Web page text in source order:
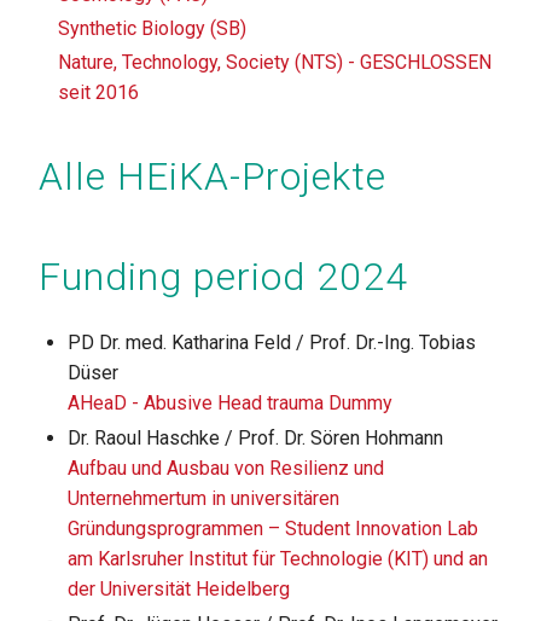
Synthetic Biology (SB)
Nature, Technology, Society (NTS) - GESCHLOSSEN
seit 2016
Alle HEiKA-Projekte
Funding period 2024
PD Dr. med. Katharina Feld / Prof. Dr.-Ing. Tobias
Düser
AHeaD - Abusive Head trauma Dummy
Dr. Raoul Haschke / Prof. Dr. Sören Hohmann
Aufbau und Ausbau von Resilienz und
Unternehmertum in universitären
Gründungsprogrammen – Student Innovation Lab
am Karlsruher Institut für Technologie (KIT) und an
der Universität Heidelberg